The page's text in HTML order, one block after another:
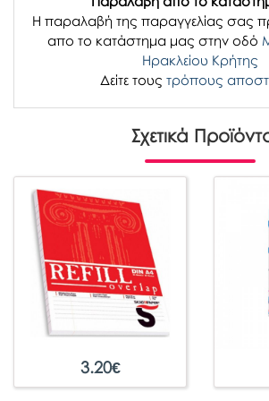
H παραλαβή της παραγγελίας σας
απο το κατάστημα μας στην οδό
Ηρακλείου Κρήτης
Δείτε τους τρόπους
Σχετικά
3.20€